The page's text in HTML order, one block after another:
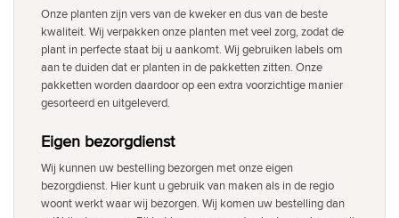
Onze planten zijn vers van de kweker en dus van de beste
kwaliteit. Wij verpakken onze planten met veel zorg, zodat de
plant in perfecte staat bij u aankomt. Wij gebruiken labels om
aan te duiden dat er planten in de pakketten zitten. Onze
pakketten worden daardoor op een extra voorzichtige manier
gesorteerd en uitgeleverd.
Eigen bezorgdienst
Wij kunnen uw bestelling bezorgen met onze eigen
bezorgdienst. Hier kunt u gebruik van maken als in de regio
woont werkt waar wij bezorgen. Wij komen uw bestelling dan